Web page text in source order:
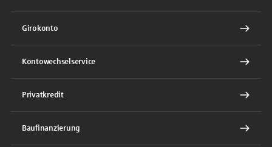
Girokonto
Kontowechselservice
Privatkredit
Baufinanzierung